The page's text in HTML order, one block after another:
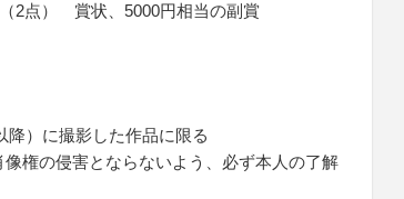
2点） 賞状、5000円相当の副賞
）に撮影した作品に限る
権の侵害とならないよう、必ず本人の了解